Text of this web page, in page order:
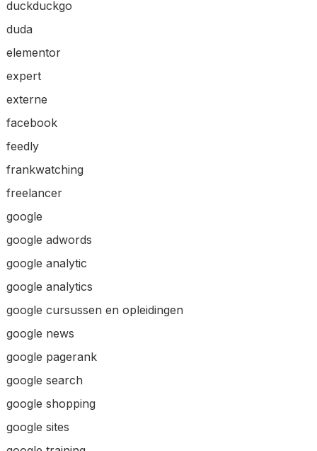
duckduckgo
duda
elementor
expert
externe
facebook
feedly
frankwatching
freelancer
google
google adwords
google analytic
google analytics
google cursussen en opleidingen
google news
google pagerank
google search
google shopping
google sites